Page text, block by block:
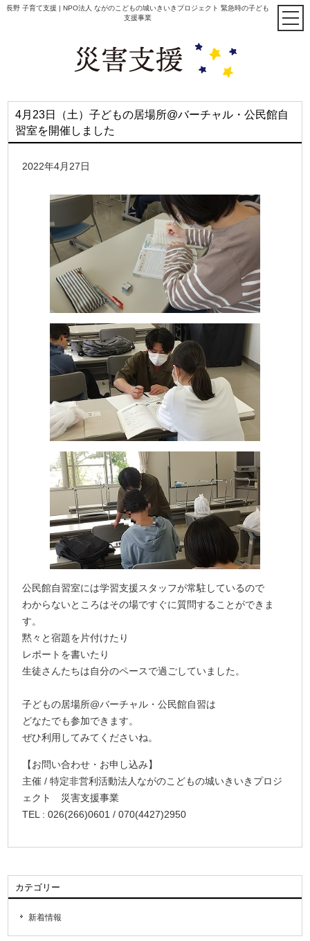
長野 子育て支援 | NPO法人 ながのこどもの城いきいきプロジェクト 緊急時の子ども
支援事業
4月23日（土）子どもの居場所@バーチャル・公民館自
習室を開催しました
2022年4月27日
公民館自習室には学習支援スタッフが常駐しているので
わからないところはその場ですぐに質問することができま
す。
黙々と宿題を片付けたり
レポートを書いたり
生徒さんたちは自分のペースで過ごしていました。
子どもの居場所@バーチャル・公民館自習は
どなたでも参加できます。
ぜひ利用してみてくださいね。
【お問い合わせ・お申し込み】
主催 / 特定非営利活動法人ながのこどもの城いきいきプロジ
ェクト 災害支援事業
TEL : 026(266)0601 / 070(4427)2950
カテゴリー
新着情報